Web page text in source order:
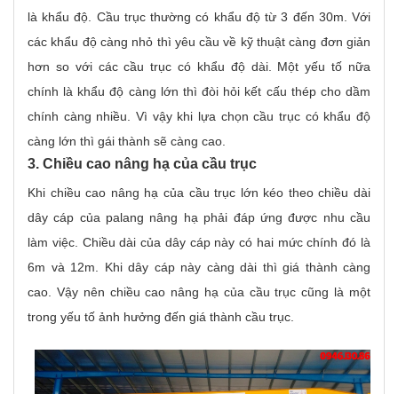
là khẩu độ. Cầu trục thường có khẩu độ từ 3 đến 30m. Với
các khẩu độ càng nhỏ thì yêu cầu về kỹ thuật càng đơn giản
hơn so với các cầu trục có khẩu độ dài. Một yếu tố nữa
chính là khẩu độ càng lớn thì đòi hỏi kết cấu thép cho dầm
chính càng nhiều. Vì vậy khi lựa chọn cầu trục có khẩu độ
càng lớn thì gái thành sẽ càng cao.
3. Chiều cao nâng hạ của cầu trục
Khi chiều cao nâng hạ của cầu trục lớn kéo theo chiều dài
dây cáp của palang nâng hạ phải đáp ứng được nhu cầu
làm việc. Chiều dài của dây cáp này có hai mức chính đó là
6m và 12m. Khi dây cáp này càng dài thì giá thành càng
cao. Vậy nên chiều cao nâng hạ của cầu trục cũng là một
trong yếu tố ảnh hưởng đến giá thành cầu trục.